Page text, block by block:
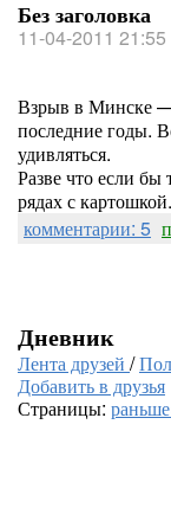
Без заголовка
11-04-2011 21:55
Взрыв в Минске —
последние годы.
удивляться.
Разве что если бы
рядах с
комментарии: 5
Дневник
Лента друзей /
Добавить в друзья
Страницы: